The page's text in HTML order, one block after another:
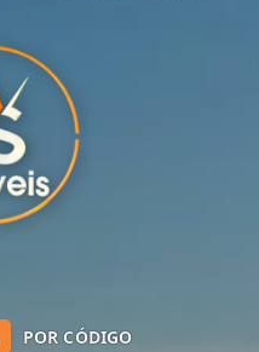
POR CÓDIGO